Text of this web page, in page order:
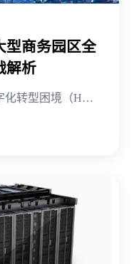
型商务园区全
解析
化转型困境（H…